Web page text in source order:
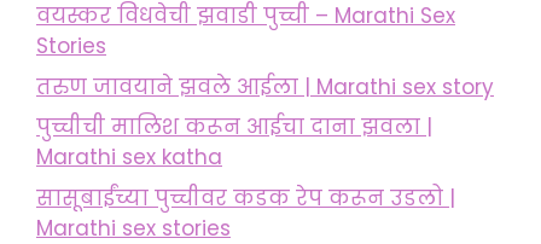
वयस्कर विधवेची झवाडी पुच्ची – Marathi Sex
Stories
तरुण जावयाने झवले आईला | Marathi sex story
पुच्चीची मालिश करून आईचा दाना झवला |
Marathi sex katha
सासूबाईंच्या पुच्चीवर कडक रेप करून उडलो |
Marathi sex stories